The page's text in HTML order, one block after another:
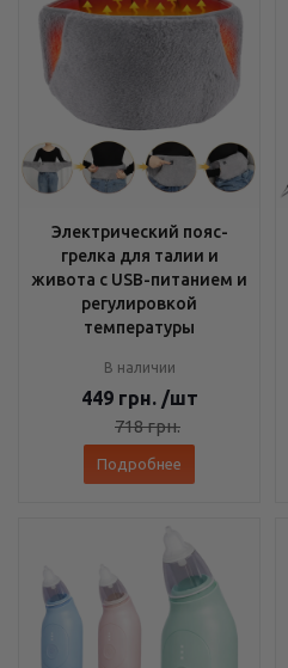
Электрический пояс-
грелка для талии и
живота с USB-питанием и
регулировкой
температуры
В наличии
449 грн. /шт
718грн.
Подробнее